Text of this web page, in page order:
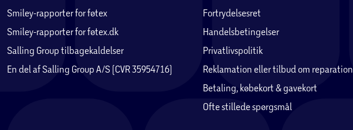
Smiley-rapporter for føtex
Smiley-rapporter for føtex.dk
Salling Group tilbagekaldelser
En del af Salling Group A/S (CVR 35954716)
Fortrydelsesret
Handelsbetingelser
Privatlivspolitik
Reklamation eller tilbud om reparation
Betaling, købekort & gavekort
Ofte stillede spørgsmål